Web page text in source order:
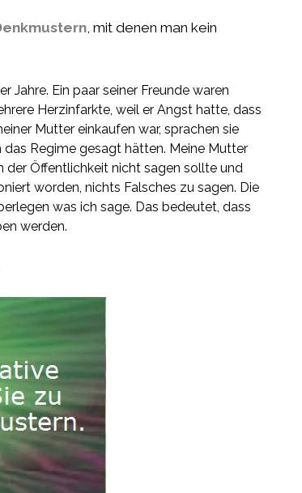
, mit denen man kein
Jahre. Ein paar seiner Freunde waren
Herzinfarkte, weil er Angst hatte, dass
Mutter einkaufen war, sprachen sie
Regime gesagt hätten. Meine Mutter
Öffentlichkeit nicht sagen sollte und
worden, nichts Falsches zu sagen. Die
was ich sage. Das bedeutet, dass
werden.